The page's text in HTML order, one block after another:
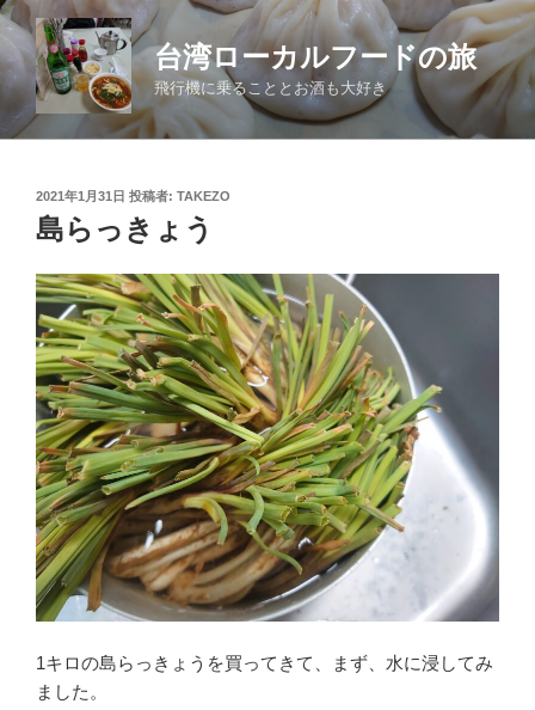
コ
テ
ン
台湾ローカルフードの旅
飛行機に乗ることとお酒も大好き
投
稿
日:
2021年1月31日 投稿者: TAKEZO
島らっきょう
1キロの島らっきょうを買ってきて、まず、水に浸してみ
ました。